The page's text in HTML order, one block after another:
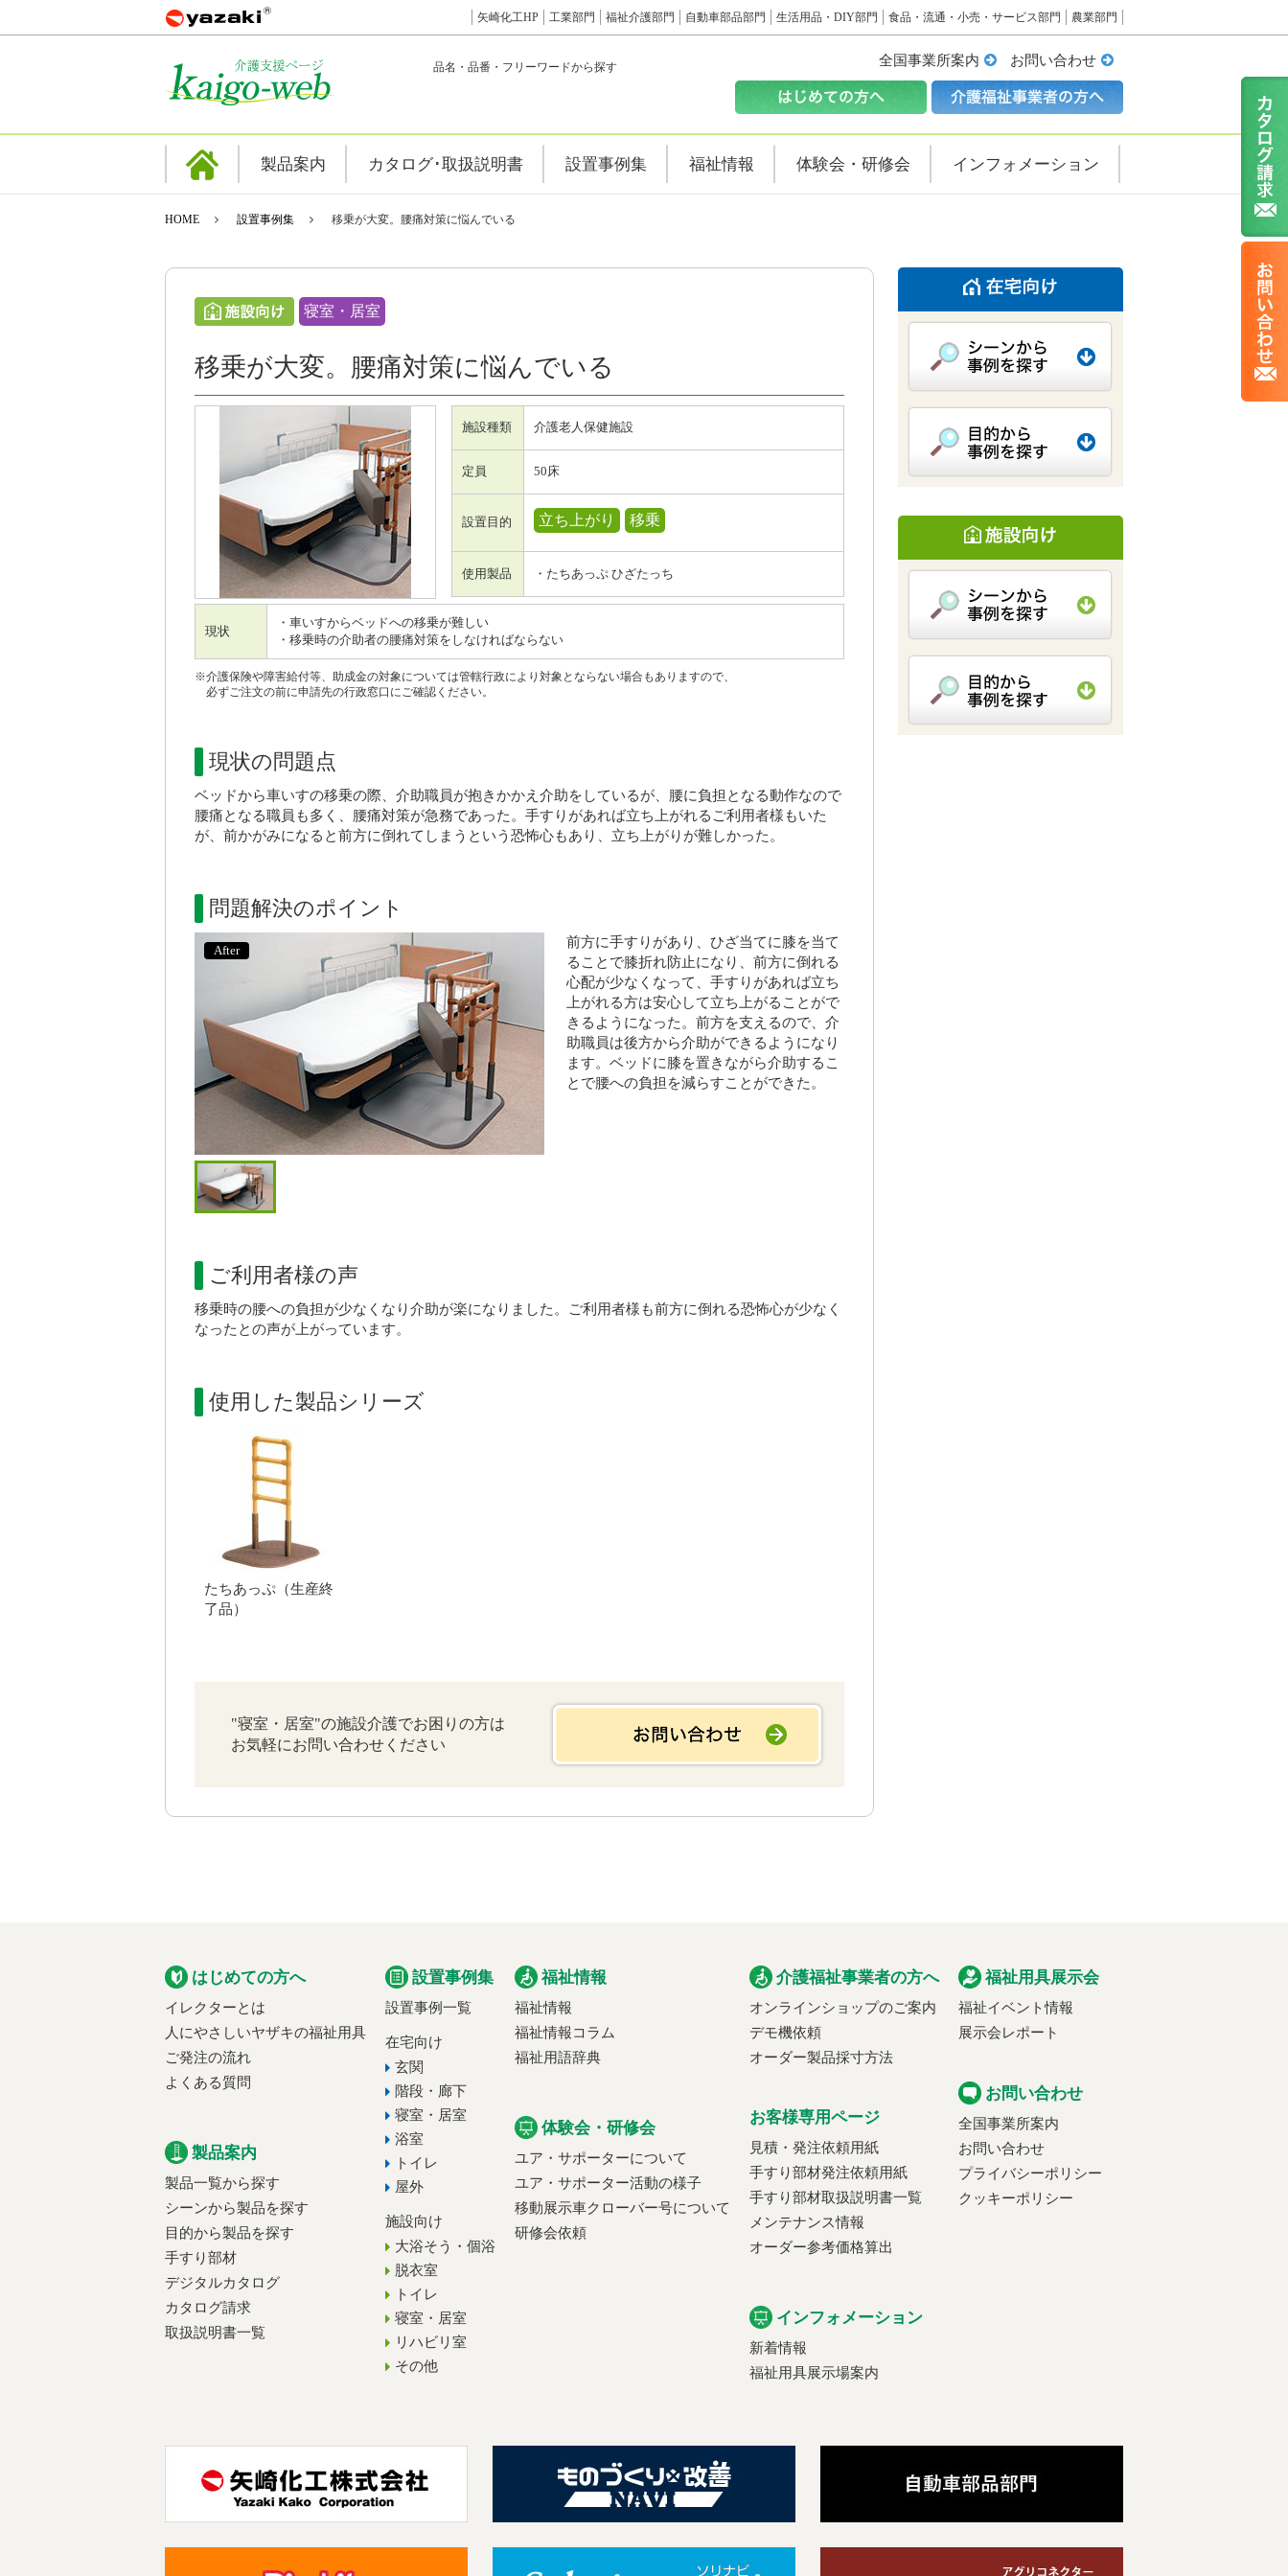
矢崎化工HP 工業部門 福祉介護部門 自動車部品部門 生活用品・DIY部門 食品・流通・小売・サービス部門 農業部門
品名・品番・フリーワードから探す 全国事業所案内 お問い合わせ
製品案内 カタログ･取扱説明書 設置事例集 福祉情報 体験会・研修会 インフォメーション
HOME 設置事例集 移乗が大変。腰痛対策に悩んでいる
寝室・居室
移乗が大変。腰痛対策に悩んでいる
施設種類 介護老人保健施設
定員 50床
設置目的 立ち上がり 移乗
使用製品 ・たちあっぷ ひざたっち
現状
・車いすからベッドへの移乗が難しい
・移乗時の介助者の腰痛対策をしなければならない
※介護保険や障害給付等、助成金の対象については管轄行政により対象とならない場合もありますので、
必ずご注文の前に申請先の行政窓口にご確認ください。
現状の問題点
ベッドから車いすの移乗の際、介助職員が抱きかかえ介助をしているが、腰に負担となる動作なので
腰痛となる職員も多く、腰痛対策が急務であった。手すりがあれば立ち上がれるご利用者様もいた
が、前かがみになると前方に倒れてしまうという恐怖心もあり、立ち上がりが難しかった。
問題解決のポイント
After
前方に手すりがあり、ひざ当てに膝を当て
ることで膝折れ防止になり、前方に倒れる
心配が少なくなって、手すりがあれば立ち
上がれる方は安心して立ち上がることがで
きるようになった。前方を支えるので、介
助職員は後方から介助ができるようになり
ます。ベッドに膝を置きながら介助するこ
とで腰への負担を減らすことができた。
ご利用者様の声
移乗時の腰への負担が少なくなり介助が楽になりました。ご利用者様も前方に倒れる恐怖心が少なく
なったとの声が上がっています。
使用した製品シリーズ
たちあっぷ（生産終
了品）
"寝室・居室"の施設介護でお困りの方は
お気軽にお問い合わせください
はじめての方へ
イレクターとは
人にやさしいヤザキの福祉用具
ご発注の流れ
よくある質問
製品案内
製品一覧から探す
シーンから製品を探す
目的から製品を探す
手すり部材
デジタルカタログ
カタログ請求
取扱説明書一覧
設置事例集
設置事例一覧
在宅向け
玄関
階段・廊下
寝室・居室
浴室
トイレ
屋外
施設向け
大浴そう・個浴
脱衣室
トイレ
寝室・居室
リハビリ室
その他
福祉情報
福祉情報
福祉情報コラム
福祉用語辞典
体験会・研修会
ユア・サポーターについて
ユア・サポーター活動の様子
移動展示車クローバー号について
研修会依頼
介護福祉事業者の方へ
オンラインショップのご案内
デモ機依頼
オーダー製品採寸方法
お客様専用ページ
見積・発注依頼用紙
手すり部材発注依頼用紙
手すり部材取扱説明書一覧
メンテナンス情報
オーダー参考価格算出
インフォメーション
新着情報
福祉用具展示場案内
福祉用具展示会
福祉イベント情報
展示会レポート
お問い合わせ
全国事業所案内
お問い合わせ
プライバシーポリシー
クッキーポリシー